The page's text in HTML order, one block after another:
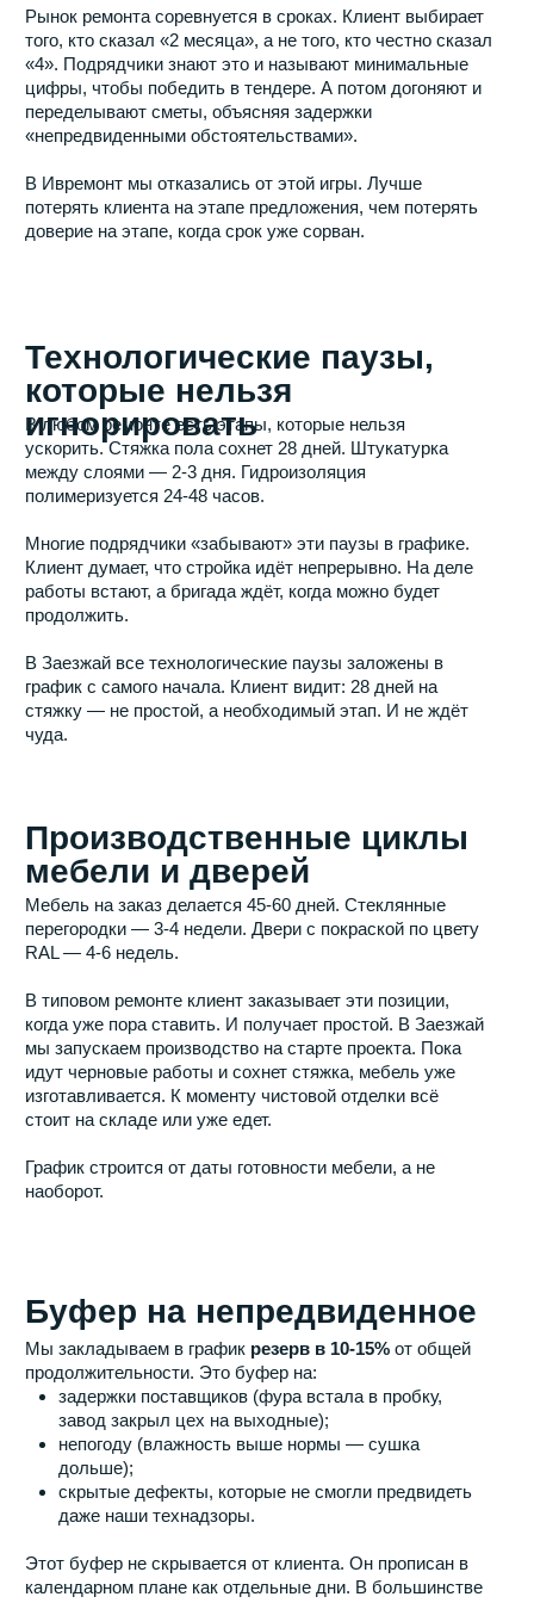
ускорить. Стяжка пола сохнет 28 дней. Штукатурка
между слоями — 2-3 дня. Гидроизоляция
полимеризуется 24-48 часов.
Многие подрядчики «забывают» эти паузы в графике.
Клиент думает, что стройка идёт непрерывно. На деле
работы встают, а бригада ждёт, когда можно будет
продолжить.
график с самого начала. Клиент видит: 28 дней на
стяжку — не простой, а необходимый этап. И не ждёт
перегородки — 3-4 недели. Двери с покраской по цвету
В типовом ремонте клиент заказывает эти позиции,
когда уже пора ставить. И получает простой. В Заезжай
мы запускаем производство на старте проекта. Пока
идут черновые работы и сохнет стяжка, мебель уже
изготавливается. К моменту чистовой отделки всё
стоит на складе или уже едет.
наоборот.
Мы закладываем в графикрезерв в 10-15%от общей
задержки поставщиков (фура встала в пробку,
завод закрыл цех на выходные);
дольше);
календарном плане как отдельные дни. В большинстве
проектов резерв не используется, и клиент получает
квартиру раньше срока. Но если что-то идёт не так,
дата сдачи не сдвигается — мы просто тратим резерв.
Буфер на непредвиденное
В договоре Ивремонт прописаны две даты: плановая и
договорная.
Плановая дата— оптимистичный срок, к которому
мы стремимся.
— крайний срок с учётом
резерва. Это дата, за которую мы отвечаем
деньгами.
получаетнеустойкуза каждый день просрочки без
бесконечных судов. Этот пункт работает. За 3 года мы
Как мы фиксируем сроки
юридически
Срок ремонта начинается, когда:
подписан дизайн-проект и спецификация;
утверждён календарный график;
заказаны материалы с длительным сроком
изготовления;
клиент внёс аванс.
Пока клиент думает над цветом фасадов или не может
выбрать смеситель, ремонт не запускается. Не потому
что мы жадные, а потому что заказ мебели на заказ
невозможен без выбора фасадов. Мы не начинаем
Чего мы не включаем в
сроки